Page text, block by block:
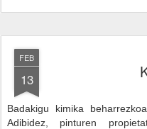
FEB
13
Badakigu kimika
Adibidez, pinturen